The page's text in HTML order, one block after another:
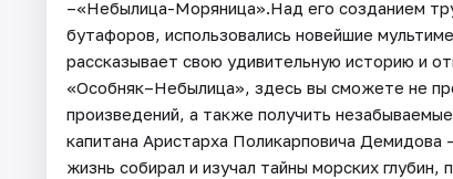
–«Небылица-Моряница».Над его созданием
бутафоров, использовались новейшие
рассказывает свою удивительную историю и
«Особняк–Небылица», здесь вы сможете не
произведений, а также получить
капитана Аристарха Поликарповича
жизнь собирал и изучал тайны морских